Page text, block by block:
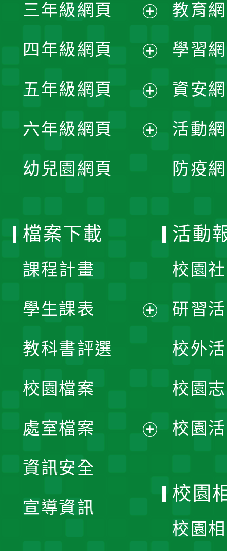
選
單
開
選
單
三年級網頁
開
選
單
四年級網頁
開
選
五年級網頁
開
六年級網頁
幼兒園網頁
教育
學習
資安
活動
防疫
檔案下載
課程計畫
學生課表
單
教科書評選
校園檔案
處室檔案
資訊安全
宣導資訊
活動
校園
研習
校外
校園
校園
校園
校園